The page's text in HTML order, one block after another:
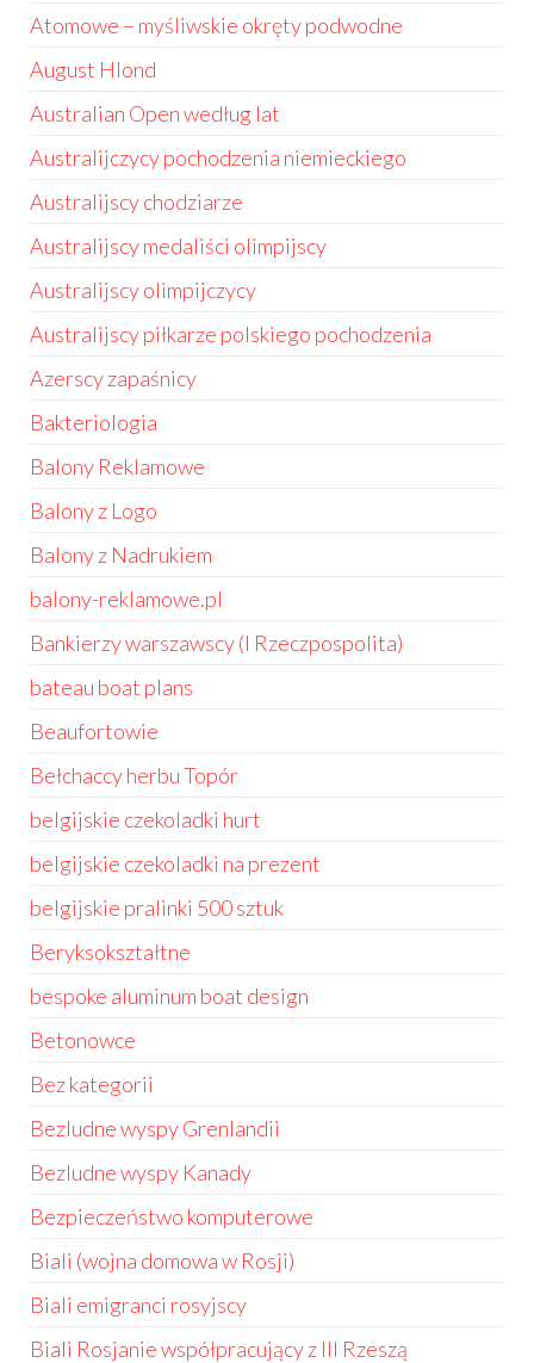
Atomowe – myśliwskie okręty podwodne
August Hlond
Australian Open według lat
Australijczycy pochodzenia niemieckiego
Australijscy chodziarze
Australijscy medaliści olimpijscy
Australijscy olimpijczycy
Australijscy piłkarze polskiego pochodzenia
Azerscy zapaśnicy
Bakteriologia
Balony Reklamowe
Balony z Logo
Balony z Nadrukiem
balony-reklamowe.pl
Bankierzy warszawscy (I Rzeczpospolita)
bateau boat plans
Beaufortowie
Bełchaccy herbu Topór
belgijskie czekoladki hurt
belgijskie czekoladki na prezent
belgijskie pralinki 500 sztuk
Beryksokształtne
bespoke aluminum boat design
Betonowce
Bez kategorii
Bezludne wyspy Grenlandii
Bezludne wyspy Kanady
Bezpieczeństwo komputerowe
Biali (wojna domowa w Rosji)
Biali emigranci rosyjscy
Biali Rosjanie współpracujący z III Rzeszą